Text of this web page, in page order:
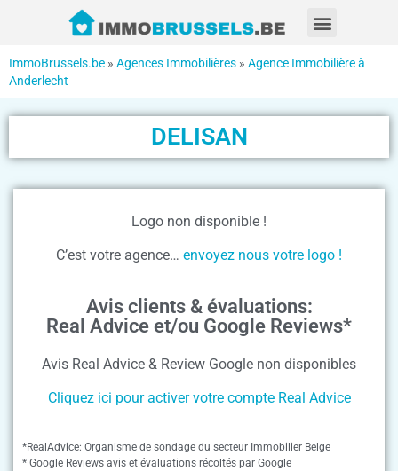
ImmoBrussels.be » Agences Immobilières » Agence Immobilière à
Anderlecht
DELISAN
Logo non disponible !
C’est votre agence… envoyez nous votre logo !
Avis clients & évaluations:
Real Advice et/ou Google Reviews*
Avis Real Advice & Review Google non disponibles
Cliquez ici pour activer votre compte Real Advice
*RealAdvice: Organisme de sondage du secteur Immobilier Belge
* Google Reviews avis et évaluations récoltés par Google